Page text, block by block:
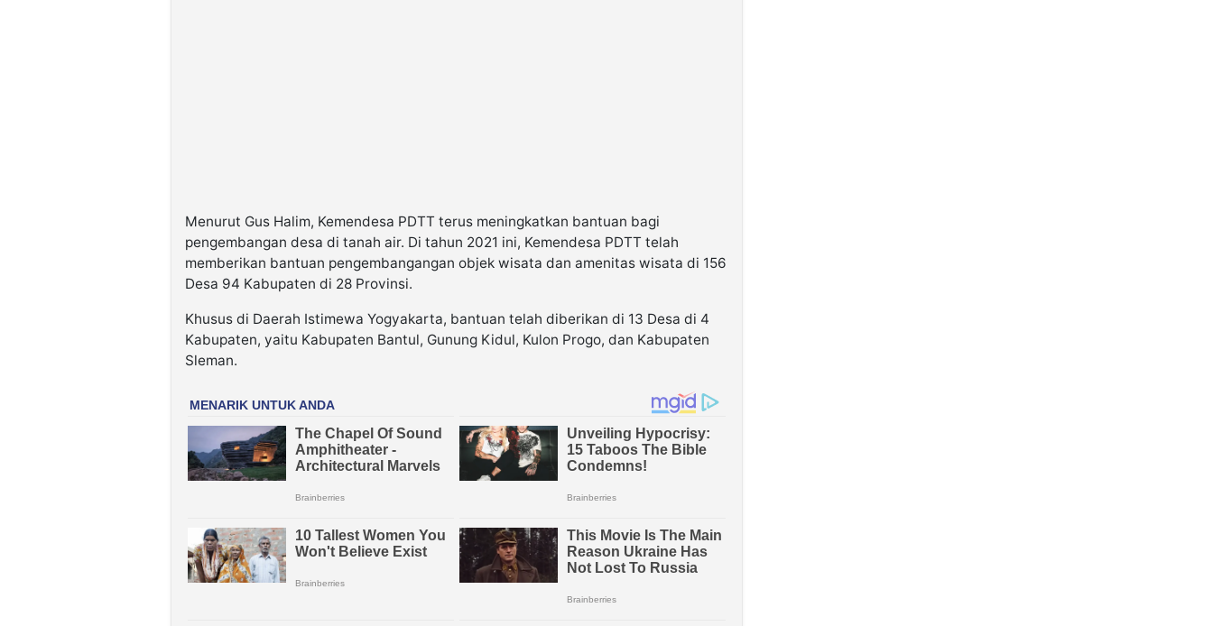
Menurut Gus Halim, Kemendesa PDTT terus meningkatkan bantuan bagi
pengembangan desa di tanah air. Di tahun 2021 ini, Kemendesa PDTT telah
memberikan bantuan pengembangangan objek wisata dan amenitas wisata di 156
Desa 94 Kabupaten di 28 Provinsi.
Khusus di Daerah Istimewa Yogyakarta, bantuan telah diberikan di 13 Desa di 4
Kabupaten, yaitu Kabupaten Bantul, Gunung Kidul, Kulon Progo, dan Kabupaten
Sleman.